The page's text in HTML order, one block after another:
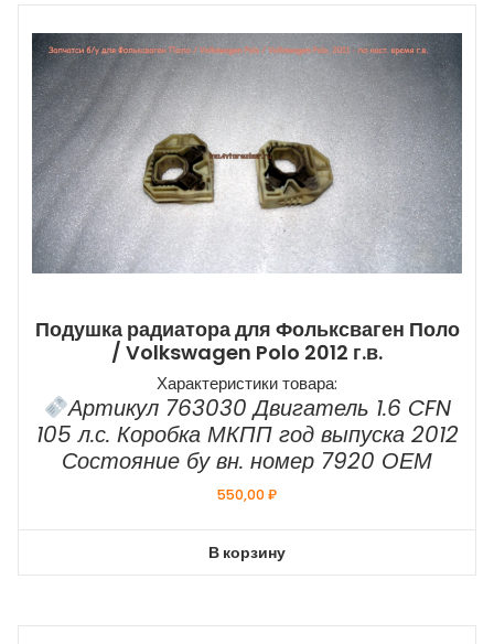
Подушка радиатора для Фольксваген Поло
/ Volkswagen Polo 2012 г.в.
Характеристики товара:
Артикул 763030 Двигатель 1.6 CFN
105 л.с. Коробка МКПП год выпуска 2012
Состояние бу вн. номер 7920 ОЕМ
550,00₽
В корзину